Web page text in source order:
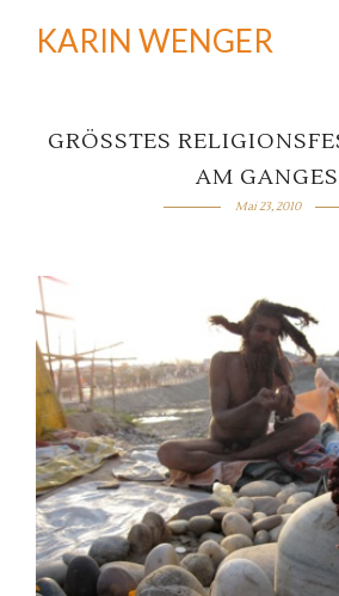
KARIN WENGER
GRÖSSTES
AM GANGES
Mai 23, 2010